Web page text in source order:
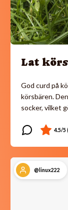
Lat
God curd på
körsbären.
socker, vilket
@linux222